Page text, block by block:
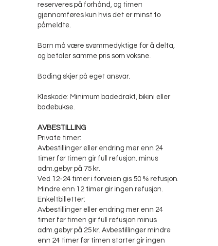
reserveres på forhånd, og timen
gjennomføres kun hvis det er minst to
påmeldte.
Barn må være svømmedyktige for å delta,
og betaler samme pris som voksne.
Bading skjer på eget ansvar.
Kleskode: Minimum badedrakt, bikini eller
badebukse.
AVBESTILLING
Private timer:
Avbestillinger eller endring mer enn 24
timer før timen gir full refusjon. minus
adm.gebyr på 75 kr.
Ved 12-24 timer i forveien gis 50 % refusjon.
Mindre enn 12 timer gir ingen refusjon.
Enkeltbilletter:
Avbestillinger eller endring mer enn 24
timer før timen gir full refusjon minus
adm.gebyr på 25 kr. Avbestillinger mindre
enn 24 timer før timen starter gir ingen